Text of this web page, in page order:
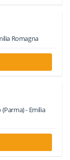
Romagna
(Parma) - Emilia